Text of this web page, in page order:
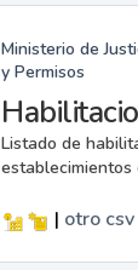
Ministerio de
y Permisos
Listado de
establecimientos
| otro csv